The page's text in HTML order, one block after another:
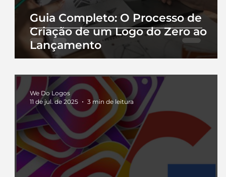
Guia Completo: O Processo de
Criação de um Logo do Zero ao
Lançamento
We Do Logos
11 de jul. de 2025
3 min de leitura